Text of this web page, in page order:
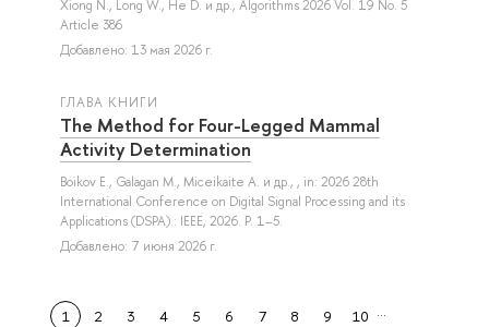
Xiong N., Long W., He D. и др., Algorithms 2026 Vol. 19 No. 5
Article 386
Добавлено: 13 мая 2026 г.
ГЛАВА КНИГИ
The Method for Four-Legged Mammal
Activity Determination
Boikov E., Galagan M., Miceikaite A. и др., , in: 2026 28th
International Conference on Digital Signal Processing and its
Applications (DSPA).: IEEE, 2026. P. 1–5.
Добавлено: 7 июня 2026 г.
1 2 3 4 5 6 7 8 9 10 …